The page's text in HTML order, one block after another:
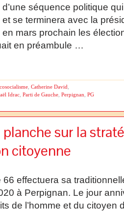
d’une séquence politique
et se terminera avec la
en mars prochain les
en préambule …
Catherine David
Idrac Parti de Gauche Perpignan PG
sur la
citoyenne
effectuera sa
à Perpignan. Le jour
de l’homme et du citoyen